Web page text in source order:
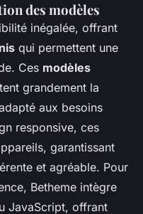
des modèles
inégalée, offrant
qui permettent une
Ces modèles
grandement la
aux besoins
responsive, ces
garantissant
et agréable. Pour
Betheme intègre
JavaScript, offrant